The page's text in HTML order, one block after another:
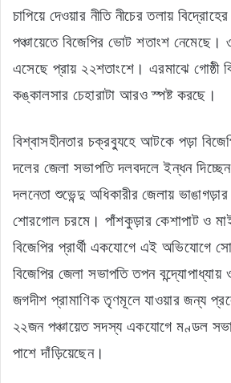
চাপিয়ে দেওয়ার নীতি নীচের তলায়
পঞ্চায়েতে বিজেপির ভোট শতাংশ
এসেছে প্রায় ২২শতাংশে। এরমাঝে গোষ্ঠী
কঙ্কালসার চেহারাটা আরও স্পষ্ট করছে।
বিশ্বাসহীনতার চক্রব্যুহে আটকে পড়া
দলের জেলা সভাপতি দলবদলে ইন্ধন
দলনেতা শুভেন্দু অধিকারীর জেলায়
শোরগোল চরমে। পাঁশকুড়ার কেশাপাট ও
বিজেপির প্রার্থী একযোগে এই অভিযোগে
বিজেপির জেলা সভাপতি তপন
জগদীশ প্রামাণিক তৃণমূলে যাওয়ার জন্য
২২জন পঞ্চায়েত সদস্য একযোগে মণ্ডল
পাশে দাঁড়িয়েছেন।